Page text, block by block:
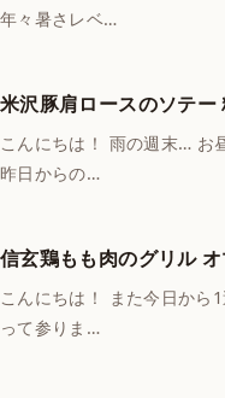
年々暑さレベ…
米沢豚肩ロースのソテー
こんにちは！ 雨の週末… お
昨日からの…
信玄鶏もも肉のグリル
こんにちは！ また今日から
って参りま…